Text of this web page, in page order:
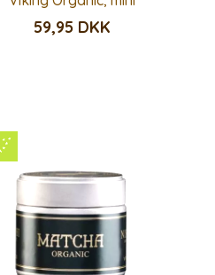
59,95 DKK